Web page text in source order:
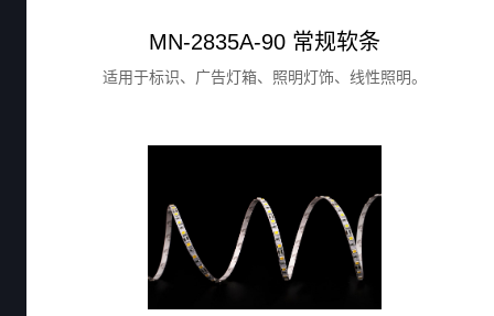
MN-2835A-90 常规软条
适用于标识、广告灯箱、照明灯饰、线性照明。